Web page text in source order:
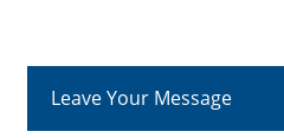
Leave Your Message